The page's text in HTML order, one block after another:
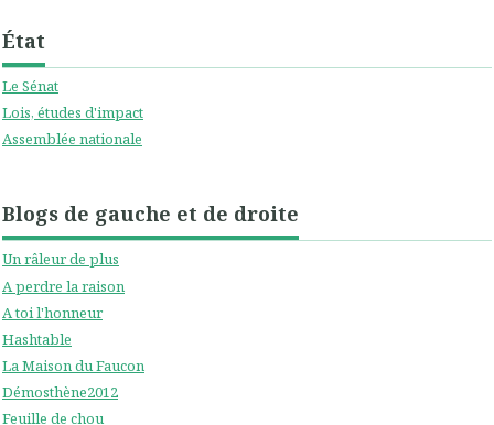
État
Le Sénat
Lois, études d'impact
Assemblée nationale
Blogs de gauche et de droite
Un râleur de plus
A perdre la raison
A toi l'honneur
Hashtable
La Maison du Faucon
Démosthène2012
Feuille de chou